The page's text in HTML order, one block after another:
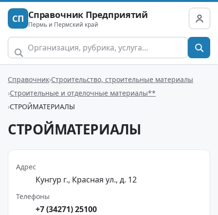
СП Справочник Предприятий
Пермь и Пермский край
Справочник Строительство, строительные материалы
Строительные и отделочные материалы**
СТРОЙМАТЕРИАЛЫ
СТРОЙМАТЕРИАЛЫ
Адрес
Кунгур г., Красная ул., д. 12
Телефоны
+7 (34271) 25100